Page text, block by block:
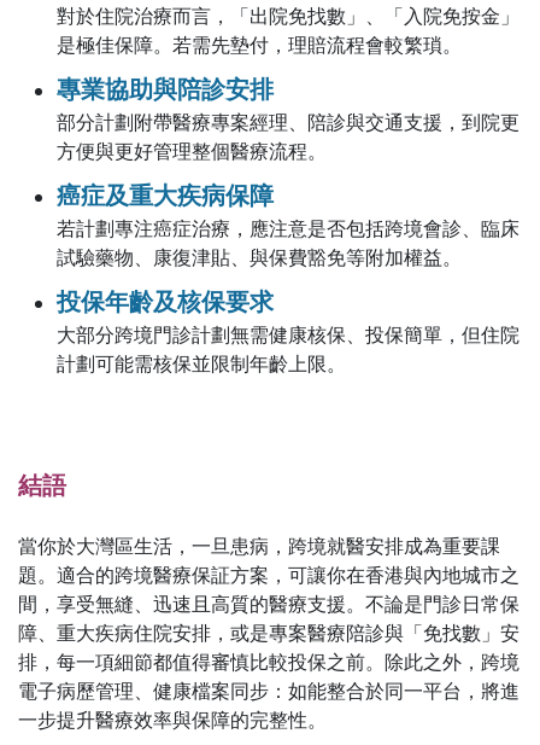
對於住院治療而言，「出院免找數」、「入院免按金」
是極佳保障。若需先墊付，理賠流程會較繁瑣。
專業協助與陪診安排
部分計劃附帶醫療專案經理、陪診與交通支援，到院更
方便與更好管理整個醫療流程。
癌症及重大疾病保障
若計劃專注癌症治療，應注意是否包括跨境會診、臨床
試驗藥物、康復津貼、與保費豁免等附加權益。
投保年齡及核保要求
大部分跨境門診計劃無需健康核保、投保簡單，但住院
計劃可能需核保並限制年齡上限。
結語
當你於大灣區生活，一旦患病，跨境就醫安排成為重要課
題。適合的跨境醫療保証方案，可讓你在香港與內地城市之
間，享受無縫、迅速且高質的醫療支援。不論是門診日常保
障、重大疾病住院安排，或是專案醫療陪診與「免找數」安
排，每一項細節都值得審慎比較投保之前。除此之外，跨境
電子病歷管理、健康檔案同步：如能整合於同一平台，將進
一步提升醫療效率與保障的完整性。